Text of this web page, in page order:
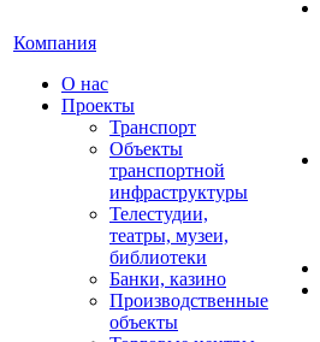
Компания
О нас
Проекты
Транспорт
Объекты
транспортной
инфраструктуры
Телестудии,
театры, музеи,
библиотеки
Банки, казино
Производственные
объекты